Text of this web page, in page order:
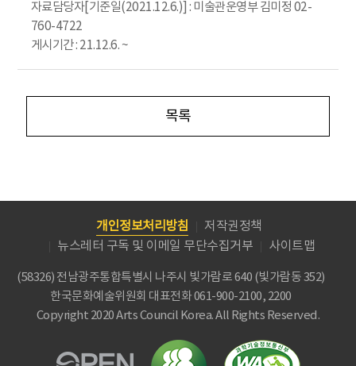
자료담당자[기준일(2021.12.6.)] : 미술관운영부 김미정 02-
760-4722
게시기간 : 21.12.6. ~
목록
개인정보처리방침
저작권정책
뉴스레터 구독 및 이메일 무단수집거부
사이트맵
(58326) 전남광주통합특별시 나주시 빛가람로 640 (빛가람동 352)
한국문화예술위원회 대표전화 061-900-2100, 2200
Copyright 2020 Arts Council Korea. All Rights Reserved.